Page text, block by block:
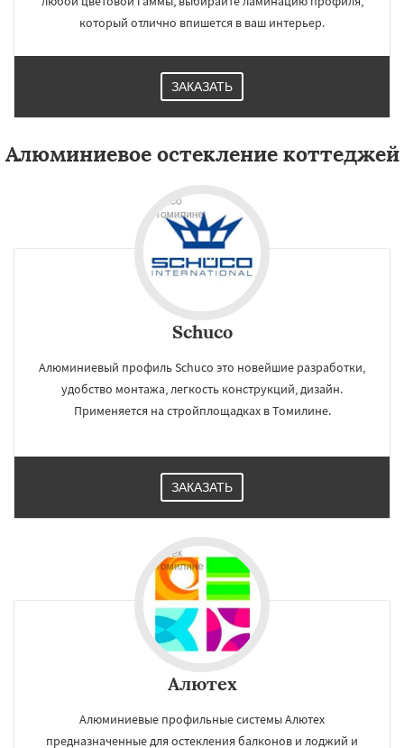
который отлично впишется в ваш интерьер.
ЗАКАЗАТЬ
Алюминиевое остекление коттеджей
Schuco
Алюминиевый профиль Schuco это новейшие разработки,
удобство монтажа, легкость конструкций, дизайн.
Применяется на стройплощадках в Томилине.
ЗАКАЗАТЬ
Алютех
Алюминиевые профильные системы Алютех
предназначенные для остекления балконов и лоджий и